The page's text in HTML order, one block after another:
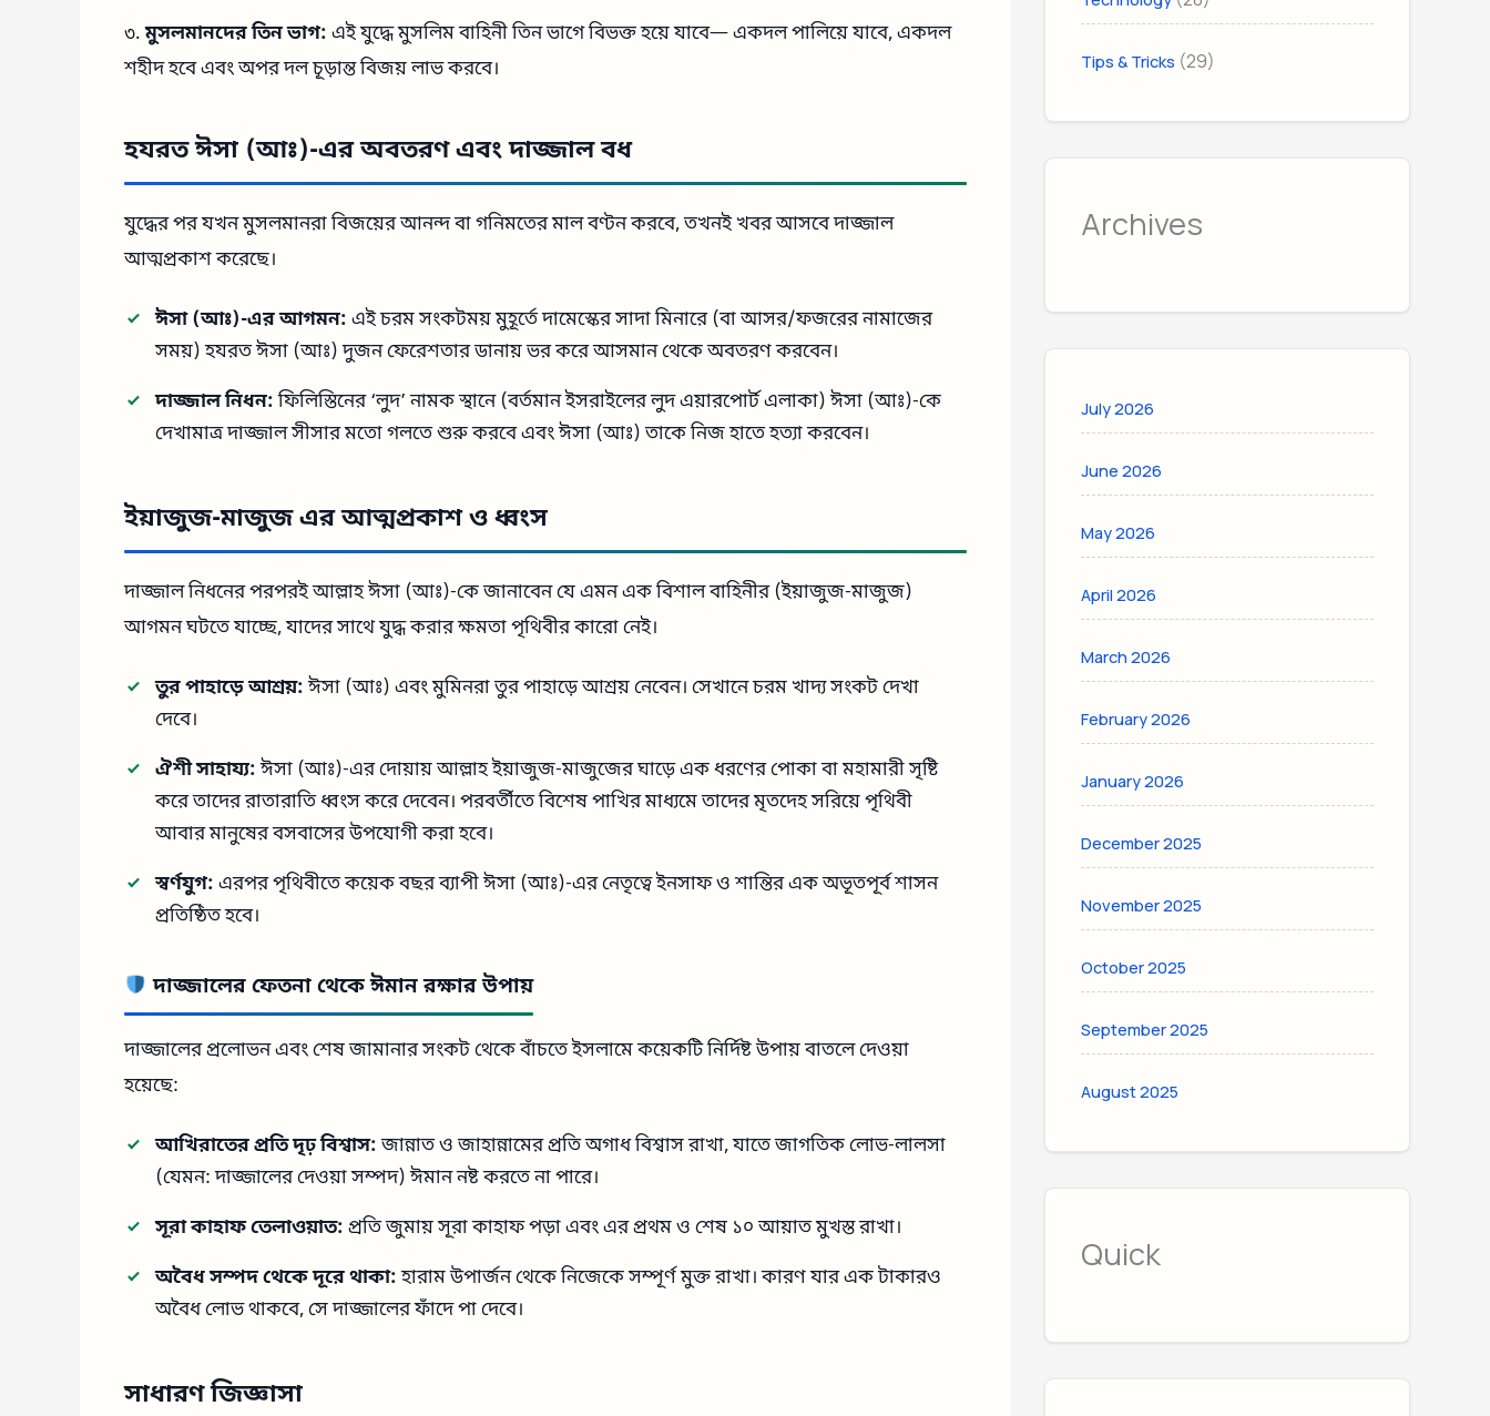
৩.মুসলমানদের তিন ভাগ: এই যুদ্ধে মুসলিম বাহিনী তিন ভাগে বিভক্ত হয়ে যাবে— একদল পালিয়ে যাবে, একদল
শহীদ হবে এবং অপর দল চূড়ান্ত বিজয় লাভ করবে।
হযরত ঈসা (আঃ)-এর অবতরণ এবং দাজ্জাল বধ
যুদ্ধের পর যখন মুসলমানরা বিজয়ের আনন্দ বা গনিমতের মাল বণ্টন করবে, তখনই খবর আসবে দাজ্জাল
আত্মপ্রকাশ করেছে।
ঈসা (আঃ)-এর আগমন: এই চরম সংকটময় মুহূর্তে দামেস্কের সাদা মিনারে (বা আসর/ফজরের নামাজের
সময়) হযরত ঈসা (আঃ) দুজন ফেরেশতার ডানায় ভর করে আসমান থেকে অবতরণ করবেন।
দাজ্জাল নিধন:ফিলিস্তিনের ‘লুদ’ নামক স্থানে (বর্তমান ইসরাইলের লুদ এয়ারপোর্ট এলাকা) ঈসা (আঃ)-কে
দেখামাত্র দাজ্জাল সীসার মতো গলতে শুরু করবে এবং ঈসা (আঃ) তাকে নিজ হাতে হত্যা করবেন।
ইয়াজুজ-মাজুজ এর আত্মপ্রকাশ ও ধ্বংস
দাজ্জাল নিধনের পরপরই আল্লাহ ঈসা (আঃ)-কে জানাবেন যে এমন এক বিশাল বাহিনীর (ইয়াজুজ-মাজুজ)
আগমন ঘটতে যাচ্ছে, যাদের সাথে যুদ্ধ করার ক্ষমতা পৃথিবীর কারো নেই।
তুর পাহাড়ে আশ্রয়:ঈসা (আঃ) এবং মুমিনরা তুর পাহাড়ে আশ্রয় নেবেন। সেখানে চরম খাদ্য সংকট দেখা
দেবে।
ঐশী সাহায্য:ঈসা (আঃ)-এর দোয়ায় আল্লাহ ইয়াজুজ-মাজুজের ঘাড়ে এক ধরণের পোকা বা মহামারী সৃষ্টি
করে তাদের রাতারাতি ধ্বংস করে দেবেন। পরবর্তীতে বিশেষ পাখির মাধ্যমে তাদের মৃতদেহ সরিয়ে পৃথিবী
আবার মানুষের বসবাসের উপযোগী করা হবে।
স্বর্ণযুগ: এরপর পৃথিবীতে কয়েক বছর ব্যাপী ঈসা (আঃ)-এর নেতৃত্বে ইনসাফ ও শান্তির এক অভূতপূর্ব শাসন
প্রতিষ্ঠিত হবে।
দাজ্জালের ফেতনা থেকে ঈমান রক্ষার উপায়
দাজ্জালের প্রলোভন এবং শেষ জামানার সংকট থেকে বাঁচতে ইসলামে কয়েকটি নির্দিষ্ট উপায় বাতলে দেওয়া
হয়েছে:
আখিরাতের প্রতি দৃঢ় বিশ্বাস:জান্নাত ও জাহান্নামের প্রতি অগাধ বিশ্বাস রাখা, যাতে জাগতিক লোভ-লালসা
(যেমন: দাজ্জালের দেওয়া সম্পদ) ঈমান নষ্ট করতে না পারে।
সূরা কাহাফ তেলাওয়াত: প্রতি জুমায় সূরা কাহাফ পড়া এবং এর প্রথম ও শেষ ১০ আয়াত মুখস্ত রাখা।
অবৈধ সম্পদ থেকে দূরে থাকা:হারাম উপার্জন থেকে নিজেকে সম্পূর্ণ মুক্ত রাখা। কারণ যার এক টাকারও
অবৈধ লোভ থাকবে, সে দাজ্জালের ফাঁদে পা দেবে।
সাধারণ জিজ্ঞাসা
Tips & Tricks (29)
Archives
July 2026
June 2026
May 2026
April 2026
March 2026
February 2026
January 2026
December 2025
November 2025
October 2025
September 2025
August 2025
Quick